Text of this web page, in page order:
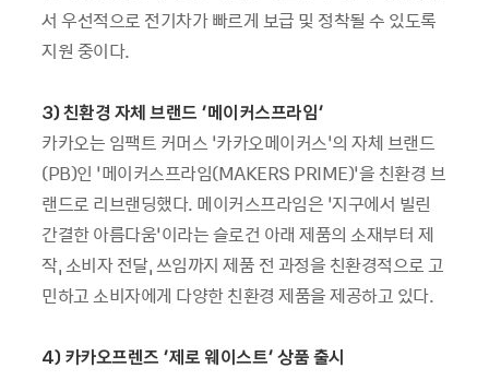
서 우선적으로 전기차가 빠르게 보급 및 정착될 수 있도록
지원 중이다.
3) 친환경 자체 브랜드 ‘메이커스프라임’
카카오는 임팩트 커머스 ‘카카오메이커스’의 자체 브랜드
(PB)인 ‘메이커스프라임(MAKERS PRIME)’을 친환경 브
랜드로 리브랜딩했다. 메이커스프라임은 ‘지구에서 빌린
간결한 아름다움’이라는 슬로건 아래 제품의 소재부터 제
작, 소비자 전달, 쓰임까지 제품 전 과정을 친환경적으로 고
민하고 소비자에게 다양한 친환경 제품을 제공하고 있다.
4) 카카오프렌즈 ‘제로 웨이스트’ 상품 출시